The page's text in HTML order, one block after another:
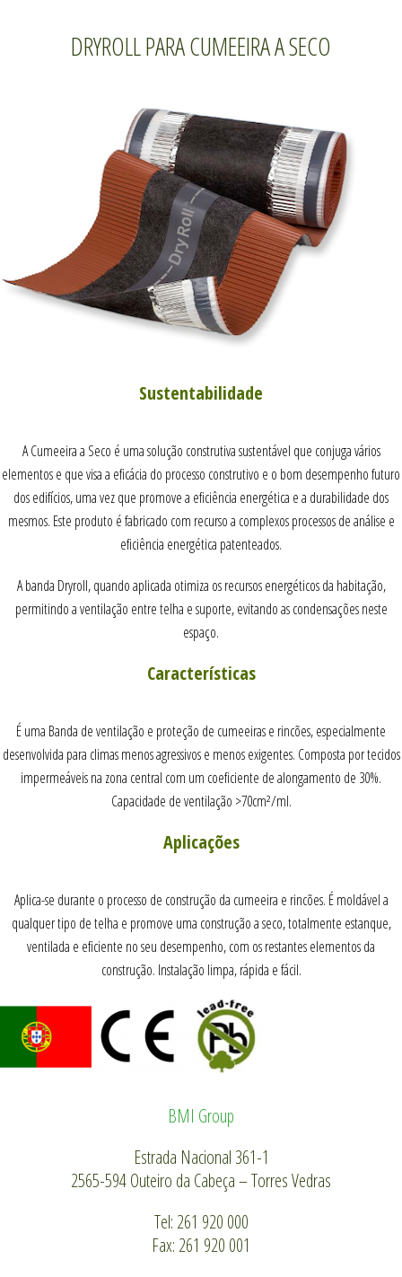
DRYROLL PARA CUMEEIRA A SECO
Sustentabilidade
A Cumeeira a Seco é uma solução construtiva sustentável que conjuga vários
elementos e que visa a eficácia do processo construtivo e o bom desempenho futuro
dos edifícios, uma vez que promove a eficiência energética e a durabilidade dos
mesmos. Este produto é fabricado com recurso a complexos processos de análise e
eficiência energética patenteados.
A banda Dryroll, quando aplicada otimiza os recursos energéticos da habitação,
permitindo a ventilação entre telha e suporte, evitando as condensações neste
espaço.
Características
É uma Banda de ventilação e proteção de cumeeiras e rincões, especialmente
desenvolvida para climas menos agressivos e menos exigentes. Composta por tecidos
impermeáveis na zona central com um coeficiente de alongamento de 30%.
Capacidade de ventilação >70cm²/ml.
Aplicações
Aplica-se durante o processo de construção da cumeeira e rincões. É moldável a
qualquer tipo de telha e promove uma construção a seco, totalmente estanque,
ventilada e eficiente no seu desempenho, com os restantes elementos da
construção. Instalação limpa, rápida e fácil.
BMI Group
Estrada Nacional 361-1
2565-594 Outeiro da Cabeça – Torres Vedras
Tel: 261 920 000
Fax: 261 920 001